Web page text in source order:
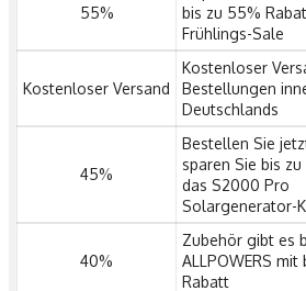
55%
bis zu 55%
Frühlings-Sale
Kostenloser Versand
Kostenloser
Bestellungen
Deutschlands
45%
Bestellen Sie
sparen Sie bis
das S2000 Pro
Solargenerator-
40%
Zubehör gibt es
ALLPOWERS mit
Rabatt